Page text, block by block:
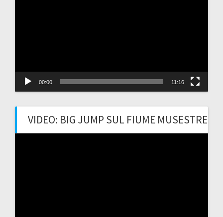
00:00 11:16
VIDEO: BIG JUMP SUL FIUME MUSESTRE